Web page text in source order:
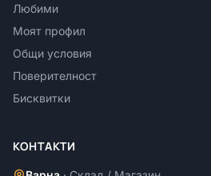
Любими
Моят профил
Общи условия
Поверителност
Бисквитки
КОНТАКТИ